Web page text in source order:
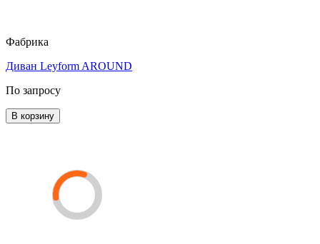
Фабрика
Диван Leyform AROUND
По запросу
В корзину